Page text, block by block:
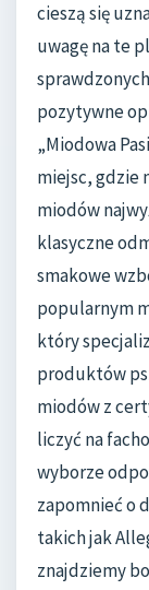
cieszą się
uwagę na te
pozytywne
„Miodowa
miejsc, gdzie
miodów
klasyczne
smakowe
popularnym
który
produktów
miodów z
liczyć na
wyborze
zapomnieć o
takich jak
znajdziemy